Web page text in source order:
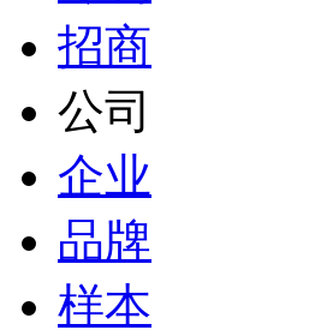
招商
公司
企业
品牌
样本